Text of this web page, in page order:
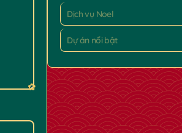
Dịch vụ Noel
Dự án nổi bật